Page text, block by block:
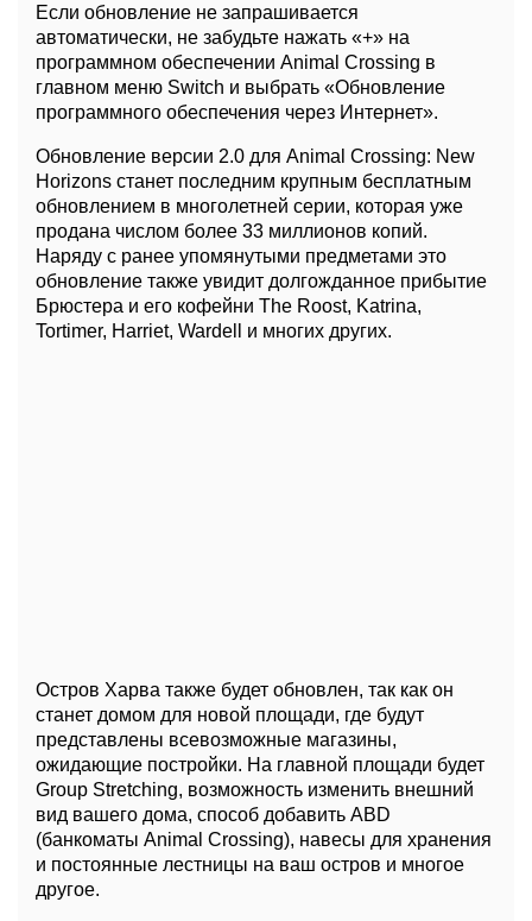
Если обновление не запрашивается
автоматически, не забудьте нажать «+» на
программном обеспечении Animal Crossing в
главном меню Switch и выбрать «Обновление
программного обеспечения через Интернет».
Обновление версии 2.0 для Animal Crossing: New
Horizons станет последним крупным бесплатным
обновлением в многолетней серии, которая уже
продана числом более 33 миллионов копий.
Наряду с ранее упомянутыми предметами это
обновление также увидит долгожданное прибытие
Брюстера и его кофейни The Roost, Katrina,
Tortimer, Harriet, Wardell и многих других.
Остров Харва также будет обновлен, так как он
станет домом для новой площади, где будут
представлены всевозможные магазины,
ожидающие постройки. На главной площади будет
Group Stretching, возможность изменить внешний
вид вашего дома, способ добавить ABD
(банкоматы Animal Crossing), навесы для хранения
и постоянные лестницы на ваш остров и многое
другое.